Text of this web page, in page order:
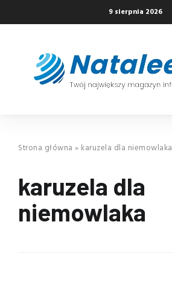
9 sierpnia 2026
Strona główna » karuzela dla niemowlaka
karuzela dla
niemowlaka